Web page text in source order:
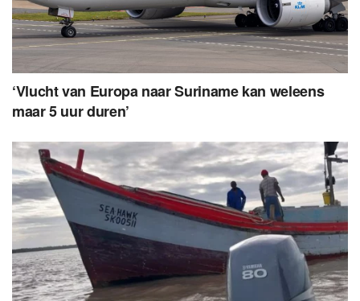
‘Vlucht van Europa naar Suriname kan weleens
maar 5 uur duren’